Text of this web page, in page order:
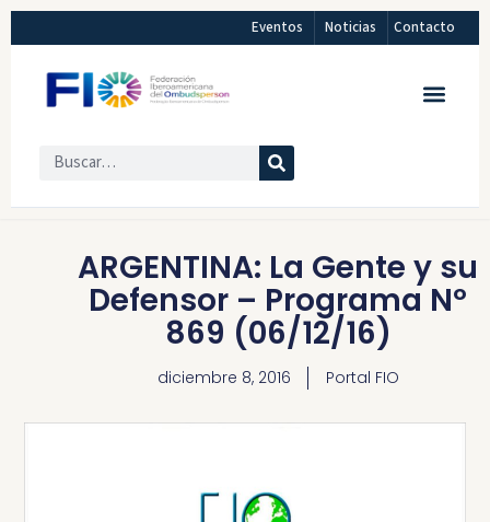
Eventos Noticias Contacto
ARGENTINA: La Gente y su
Defensor – Programa Nº
869 (06/12/16)
diciembre 8, 2016 Portal FIO